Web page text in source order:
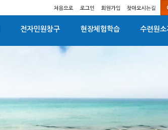
전자민원창구 현장체험학습 수련원소